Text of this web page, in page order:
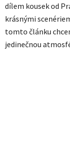
dílem kousek od
krásnými
tomto článku
jedinečnou